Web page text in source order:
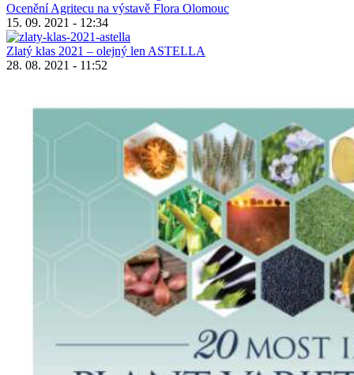
Ocenění Agritecu na výstavě Flora Olomouc
15. 09. 2021 - 12:34
Zlatý klas 2021 – olejný len ASTELLA
28. 08. 2021 - 11:52